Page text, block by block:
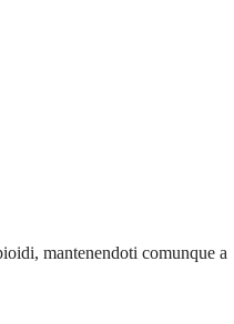
mantenendoti comunque a